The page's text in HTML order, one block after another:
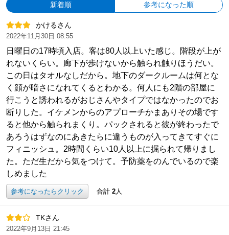
新着順 参考になった順
かけるさん
2022年11月30日 08:55
日曜日の17時頃入店。客は80人以上いた感じ。階段が上が
れないくらい。廊下が歩けないから触られ触りほうだい。
この日はタオルなしだから。地下のダークルームは何とな
く顔が暗さになれてくるとわかる。何人にも2階の部屋に
行こうと誘われるがおじさんやタイプではなかったのでお
断りした。イケメンからのアプローチかまありその場です
ると他から触られまくり。パックされると彼が終わったで
あろうはずなのにあきたらに違うものが入ってきてすぐに
フィニッシュ。2時間くらい10人以上に掘られて帰りまし
た。ただ生だから気をつけて。予防薬をのんでいるので楽
しめました
参考になったらクリック 合計 2人
TKさん
2022年9月13日 21:45